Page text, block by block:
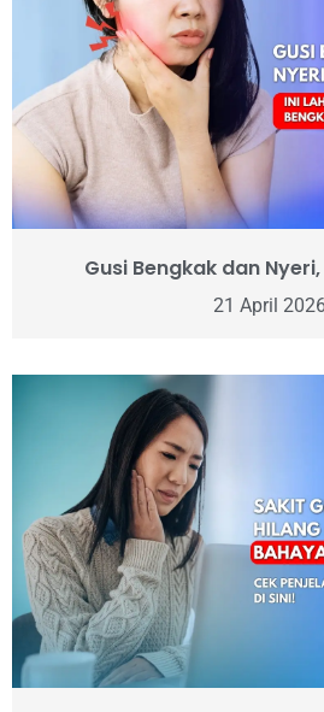
Gusi Bengkak dan
21 April